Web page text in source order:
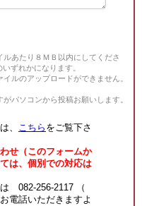
あたり８ＭＢ以内にしてくださ
ずれかになります。
ルのアップロードができません。
パソコンから投稿お願いします。
、 こちら をご覧下さ
せ（このフォームか
は、個別での対応は
082-256-2117 （
電話いただきますよ